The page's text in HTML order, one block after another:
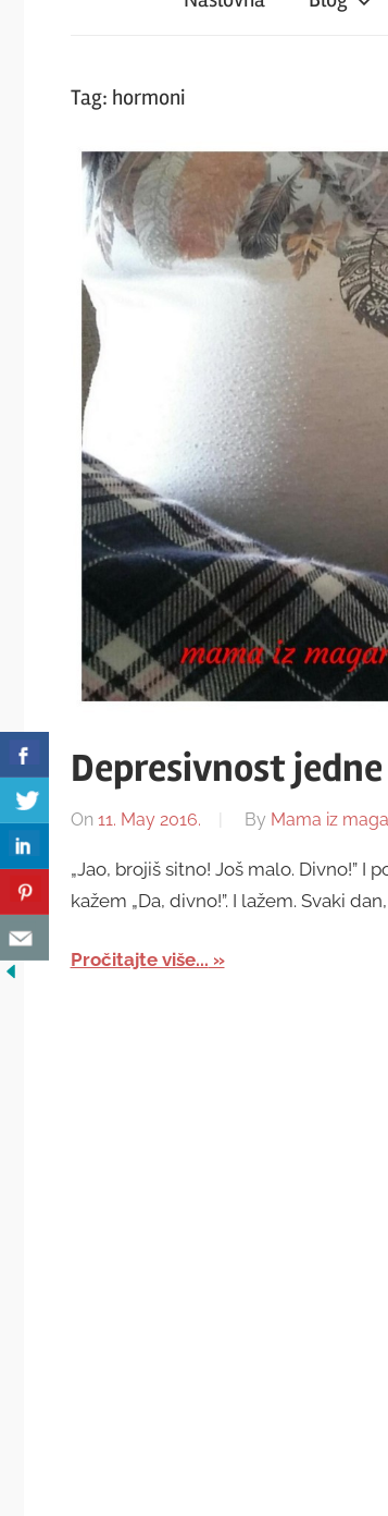
magareće
klupe
Tag: hormoni
Depresivnost
On 11. May 2016. By Mama iz
„Jao, brojiš sitno! Još malo. Divno!” I
kažem „Da, divno!”. I lažem. Svaki
Pročitajte više...